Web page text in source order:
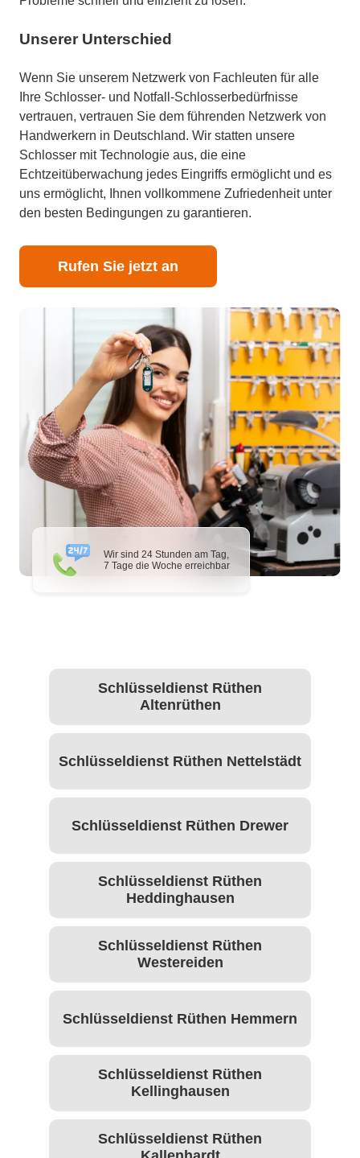
Wir sind 24 Stunden am Tag,
7 Tage die Woche erreichbar
Unserer Unterschied
Wenn Sie unserem Netzwerk von Fachleuten für alle
Ihre Schlosser- und Notfall-Schlosserbedürfnisse
vertrauen, vertrauen Sie dem führenden Netzwerk von
Handwerkern in Deutschland. Wir statten unsere
Schlosser mit Technologie aus, die eine
Echtzeitüberwachung jedes Eingriffs ermöglicht und es
uns ermöglicht, Ihnen vollkommene Zufriedenheit unter
den besten Bedingungen zu garantieren.
Rufen Sie jetzt an
Schlüsseldienst Rüthen
Altenrüthen
Schlüsseldienst Rüthen Nettelstädt
Schlüsseldienst Rüthen Drewer
Schlüsseldienst Rüthen
Heddinghausen
Schlüsseldienst Rüthen
Westereiden
Schlüsseldienst Rüthen Hemmern
Schlüsseldienst Rüthen
Kellinghausen
Schlüsseldienst Rüthen